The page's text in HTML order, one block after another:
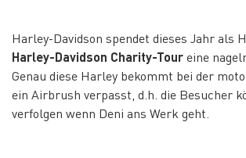
Harley-Davidson spendet dieses Jahr als
Harley-Davidson Charity-Tour eine
Genau diese Harley bekommt bei der
ein Airbrush verpasst, d.h. die Besucher
verfolgen wenn Deni ans Werk geht.